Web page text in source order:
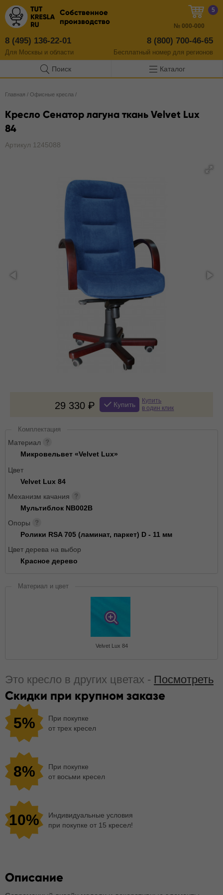
Собственное
производство
8 (495) 136-22-01
Для Москвы и области
8 (800) 700-46-65
Бесплатный номер для регионов
5
№ 000-000
Поиск Каталог
Главная / Офисные кресла /
Кресло Сенатор лагуна ткань Velvet Lux
84
Артикул 1245088
29 330 Купить
Купить
в один клик
Комплектация
Материал
Микровельвет «Velvet Lux»
Цвет
Velvet Lux 84
Механизм качания
Мультиблок NB002B
Опоры
Ролики RSA 705 (ламинат, паркет) D - 11 мм
Цвет дерева на выбор
Красное дерево
Материал и цвет
Velvet Lux 84
Это кресло в других цветах - Посмотреть
Скидки при крупном заказе
5%
При покупке
от трех кресел
8%
При покупке
от восьми кресел
10%
Индивидуальные условия
при покупке от 15 кресел!
Описание